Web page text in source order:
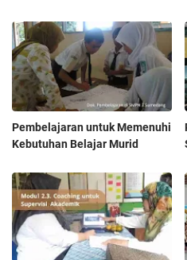
Pembelajaran untuk Memenuhi
Kebutuhan Belajar Murid